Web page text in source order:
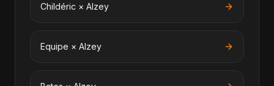
Childéric × Alzey
Equipe × Alzey